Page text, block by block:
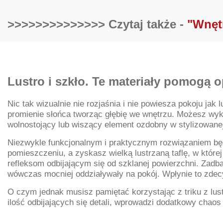
>>>>>>>>>>>>>> Czytaj także -
Lustro i szkło. Te materiały
Nic tak wizualnie nie rozjaśnia i nie powiesza pokoju jak
promienie słońca tworząc głębię we wnętrzu. Możesz
wolnostojący lub wiszący element ozdobny w
Niezwykle funkcjonalnym i praktycznym rozwiązaniem
pomieszczeniu, a zyskasz wielką lustrzaną taflę, w
refleksom odbijającym się od szklanej powierzchni.
wówczas mocniej oddziaływały na pokój. Wpłynie to
O czym jednak musisz pamiętać korzystając z triku z
ilość odbijających się detali, wprowadzi dodatkowy chaos